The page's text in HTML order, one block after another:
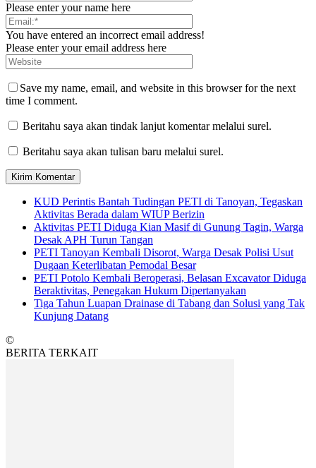
Please enter your name here
You have entered an incorrect email address!
Please enter your email address here
Save my name, email, and website in this browser for the next
time I comment.
Beritahu saya akan tindak lanjut komentar melalui surel.
Beritahu saya akan tulisan baru melalui surel.
KUD Perintis Bantah Tudingan PETI di Tanoyan, Tegaskan
Aktivitas Berada dalam WIUP Berizin
Aktivitas PETI Diduga Kian Masif di Gunung Tagin, Warga
Desak APH Turun Tangan
PETI Tanoyan Kembali Disorot, Warga Desak Polisi Usut
Dugaan Keterlibatan Pemodal Besar
PETI Potolo Kembali Beroperasi, Belasan Excavator Diduga
Beraktivitas, Penegakan Hukum Dipertanyakan
Tiga Tahun Luapan Drainase di Tabang dan Solusi yang Tak
Kunjung Datang
©
BERITA TERKAIT